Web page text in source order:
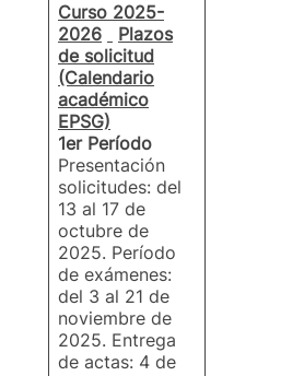
Curso 2025-
2026
Plazos
de solicitud
(Calendario
académico
EPSG)
1er Período
Presentación
solicitudes: del
13 al 17 de
octubre de
2025. Período
de exámenes:
del 3 al 21 de
noviembre de
2025. Entrega
de actas: 4 de